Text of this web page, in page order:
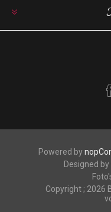
Powered by
Designed by
Copyright ; 2026